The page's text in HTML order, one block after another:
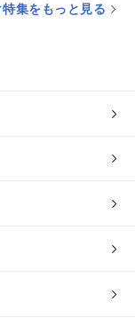
集をもっと見る